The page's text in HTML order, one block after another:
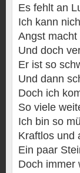
Es fehlt an
Ich kann
Angst macht
Und doch
Er ist so
Und dann
Doch ich
So viele
Ich bin so
Kraftlos und
Ein paar
Doch immer